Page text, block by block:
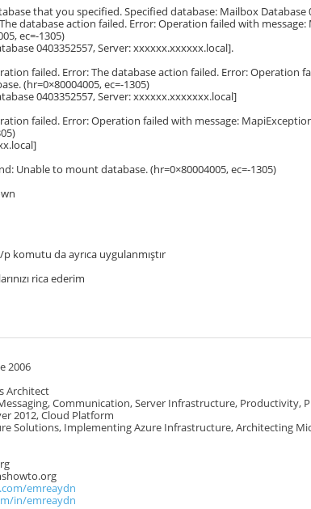
that you specified. Specified database: Mailbox Database
database action failed. Error: Operation failed with
ec=-1305)
0403352557, Server: xxxxxx.xxxxxx.local].
failed. Error: The database action failed. Error: Operation
(hr=0×80004005, ec=-1305)
0403352557, Server: xxxxxx.xxxxxxx.local]
failed. Error: Operation failed with message:
Unable to mount database. (hr=0×80004005, ec=-1305)
komutu da ayrıca uygulanmıştır
rica ederim
2006
Architect
Communication, Server Infrastructure, Productivity,
2012, Cloud Platform
Solutions, Implementing Azure Infrastructure, Architecting
emreaydn
in/emreaydn